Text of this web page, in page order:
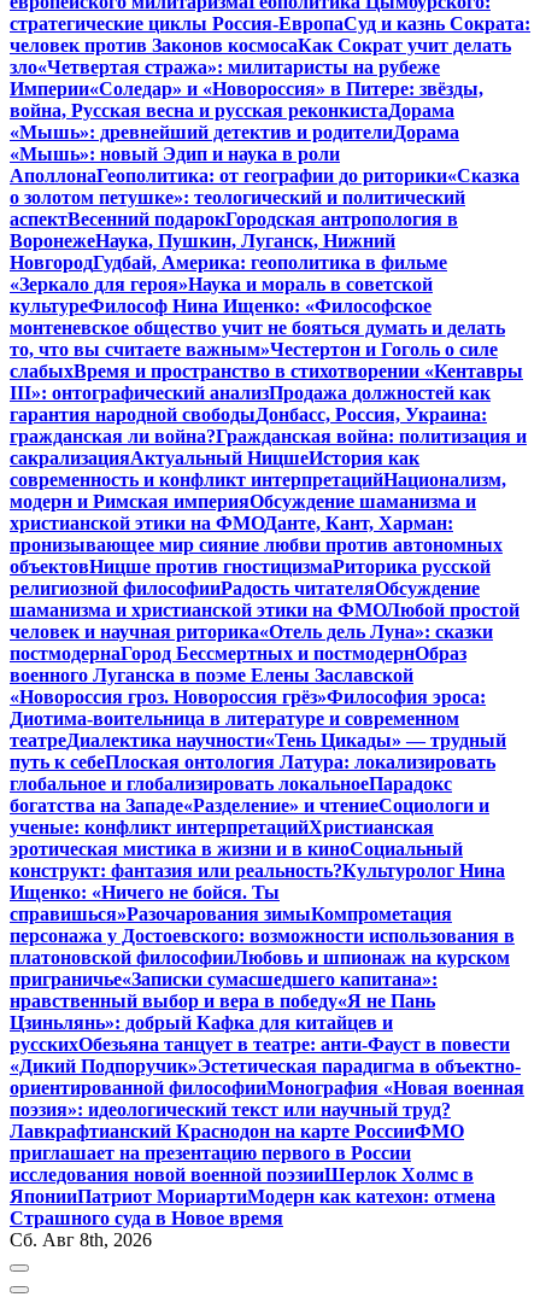
стратегические циклы Россия-ЕвропаСуд и казнь Сократа:
человек против Законов космосаКак Сократ учит делать
зло«Четвертая стража»: милитаристы на рубеже
Империи«Соледар» и «Новороссия» в Питере: звёзды,
война, Русская весна и русская реконкистаДорама
«Мышь»: древнейший детектив и родителиДорама
«Мышь»: новый Эдип и наука в роли
АполлонаГеополитика: от географии до риторики«Сказка
о золотом петушке»: теологический и политический
аспектВесенний подарокГородская антропология в
ВоронежеНаука, Пушкин, Луганск, Нижний
НовгородГудбай, Америка: геополитика в фильме
«Зеркало для героя»Наука и мораль в советской
культуреФилософ Нина Ищенко: «Философское
монтеневское общество учит не бояться думать и делать
то, что вы считаете важным»Честертон и Гоголь о силе
слабыхВремя и пространство в стихотворении «Кентавры
III»: онтографический анализПродажа должностей как
гарантия народной свободыДонбасс, Россия, Украина:
гражданская ли война?Гражданская война: политизация и
сакрализацияАктуальный НицшеИстория как
современность и конфликт интерпретацийНационализм,
модерн и Римская империяОбсуждение шаманизма и
христианской этики на ФМОДанте, Кант, Харман:
пронизывающее мир сияние любви против автономных
объектовНицше против гностицизмаРиторика русской
религиозной философииРадость читателяОбсуждение
шаманизма и христианской этики на ФМОЛюбой простой
человек и научная риторика«Отель дель Луна»: сказки
постмодернаГород Бессмертных и постмодернОбраз
военного Луганска в поэме Елены Заславской
«Новороссия гроз. Новороссия грёз»Философия эроса:
Диотима-воительница в литературе и современном
театреДиалектика научности«Тень Цикады» — трудный
путь к себеПлоская онтология Латура: локализировать
глобальное и глобализировать локальноеПарадокс
богатства на Западе«Разделение» и чтениеСоциологи и
ученые: конфликт интерпретацийХристианская
эротическая мистика в жизни и в киноСоциальный
конструкт: фантазия или реальность?Культуролог Нина
Ищенко: «Ничего не бойся. Ты
справишься»Разочарования зимыКомпрометация
персонажа у Достоевского: возможности использования в
платоновской философииЛюбовь и шпионаж на курском
приграничье«Записки сумасшедшего капитана»:
нравственный выбор и вера в победу«Я не Пань
Цзиньлянь»: добрый Кафка для китайцев и
русскихОбезьяна танцует в театре: анти-Фауст в повести
«Дикий Подпоручик»Эстетическая парадигма в объектно-
ориентированной философииМонография «Новая военная
поэзия»: идеологический текст или научный труд?
Лавкрафтианский Краснодон на карте РоссииФМО
приглашает на презентацию первого в России
исследования новой военной поэзииШерлок Холмс в
ЯпонииПатриот МориартиМодерн как катехон: отмена
Страшного суда в Новое время
Сб. Авг 8th, 2026